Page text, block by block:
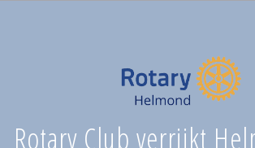
Rotary Club verrijkt